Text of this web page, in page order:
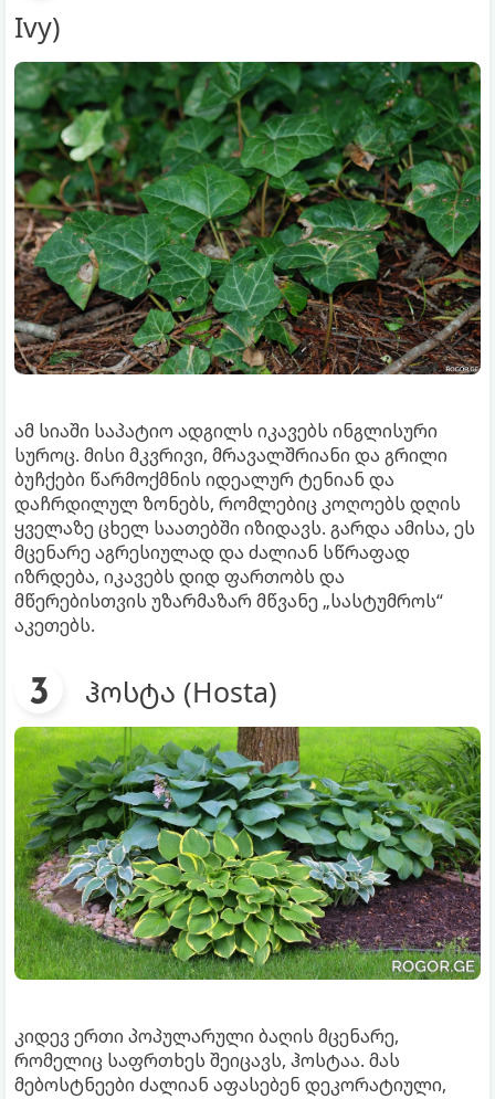
Ivy)
ამ სიაში საპატიო ადგილს იკავებს ინგლისური
სუროც. მისი მკვრივი, მრავალშრიანი და გრილი
ბუჩქები წარმოქმნის იდეალურ ტენიან და
დაჩრდილულ ზონებს, რომლებიც კოღოებს დღის
ყველაზე ცხელ საათებში იზიდავს. გარდა ამისა, ეს
მცენარე აგრესიულად და ძალიან სწრაფად
იზრდება, იკავებს დიდ ფართობს და
მწერებისთვის უზარმაზარ მწვანე „სასტუმროს“
აკეთებს.
ჰოსტა (Hosta)
კიდევ ერთი პოპულარული ბაღის მცენარე,
რომელიც საფრთხეს შეიცავს, ჰოსტაა. მას
მებოსტნეები ძალიან აფასებენ დეკორატიული,